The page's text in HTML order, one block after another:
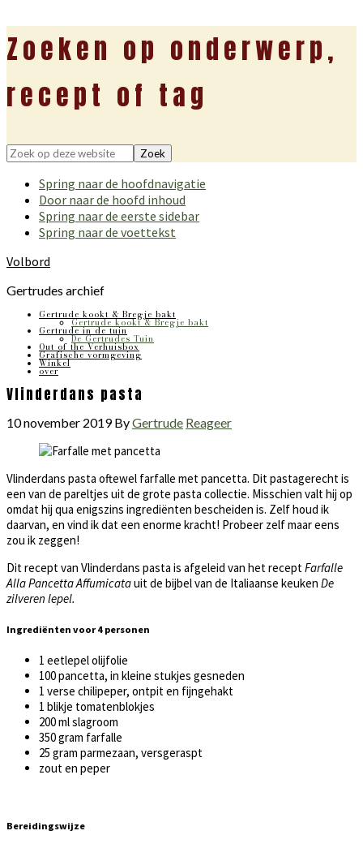
Zoeken op onderwerp,
recept of tag
Zoek
deze
website
Spring naar de hoofdnavigatie
Door naar de hoofd inhoud
Spring naar de eerste sidebar
Spring naar de voettekst
Volbord
Gertrudes archief
Gertrude kookt & Bregje bakt
Gertrude kookt & Bregje bakt
Gertrude in de tuin
De Gertrudes Tuin
Out of the Verhuisbox
Grafische vormgeving
Winkel
over
Vlinderdans pasta
10 november 2019ByGertrude Reageer
Vlinderdans pasta oftewel farfalle met pancetta. Dit pastagerecht is
een van de pareltjes uit de grote pasta collectie. Misschien valt hij op
omdat hij qua enigszins ingrediënten bescheiden is. Zelf houd ik
daarvan, en vind ik dat een enorme kracht! Probeer zelf maar eens
zou ik zeggen!
Dit recept van Vlinderdans pasta is afgeleid van het receptFarfalle
Alla Pancetta Affumicatauit de bijbel van de Italiaanse keuken De
zilveren lepel.
Ingrediënten voor 4 personen
1 eetlepel olijfolie
100 pancetta, in kleine stukjes gesneden
1 verse chilipeper, ontpit en fijngehakt
1 blikje tomatenblokjes
200 ml slagroom
350 gram farfalle
25 gram parmezaan, versgeraspt
zout en peper
Bereidingswijze